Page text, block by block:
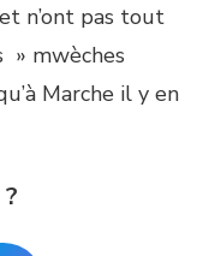
n’ont pas tout
» mwèches
Marche il y en